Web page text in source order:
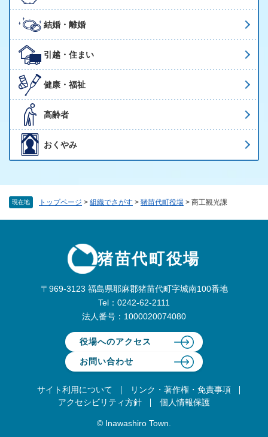
現在地 トップページ > 組織でさがす > 猪苗代町役場 > 商工観光課
結婚・離婚
引越・住まい
健康・福祉
高齢者
おくやみ
猪苗代町役場
〒969-3123 福島県耶麻郡猪苗代町字城南100番地
Tel：0242-62-2111
法人番号：1000020074080
役場へのアクセス
お問い合わせ
サイト利用について
リンク・著作権・免責事項
アクセシビリティ方針
個人情報保護
© Inawashiro Town.